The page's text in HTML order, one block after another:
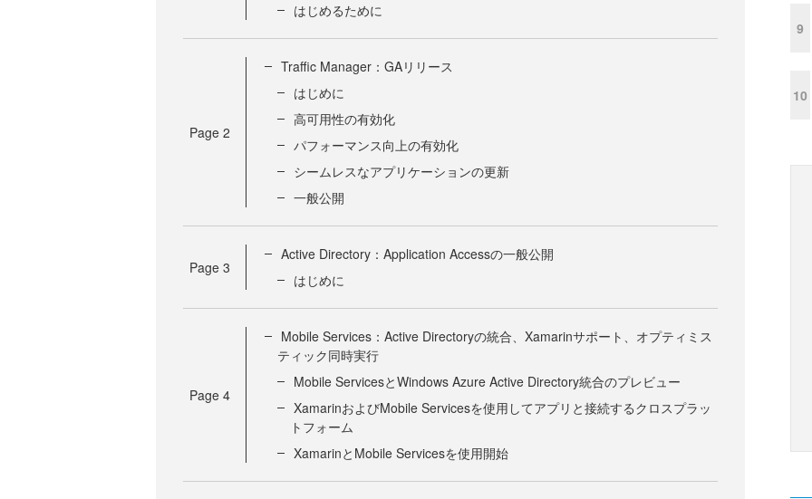
はじめるために
Page 2
Traffic Manager：GAリリース
はじめに
高可用性の有効化
パフォーマンス向上の有効化
シームレスなアプリケーションの更新
一般公開
Page 3
Active Directory：Application Accessの一般公開
はじめに
Page 4
Mobile Services：Active Directoryの統合、Xamarinサポート、オプティミス
ティック同時実行
Mobile ServicesとWindows Azure Active Directory統合のプレビュー
XamarinおよびMobile Servicesを使用してアプリと接続するクロスプラッ
トフォーム
XamarinとMobile Servicesを使用開始
9
10